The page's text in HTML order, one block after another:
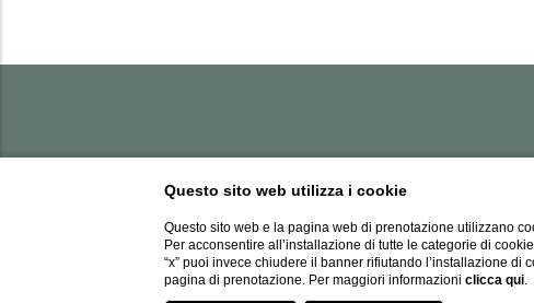
+39 041 5227463
+39 041 2414640
info@hotelwildner.com
CIN: IT027042A169E44Y7K
Questo sito web utilizza i cookie
Questo sito web e la pagina web di prenotazione utilizzano
Per acconsentire all’installazione di tutte le categorie di
“x” puoi invece chiudere il banner rifiutando l’installazione
pagina di prenotazione. Per maggiori informazioniclicca qui.